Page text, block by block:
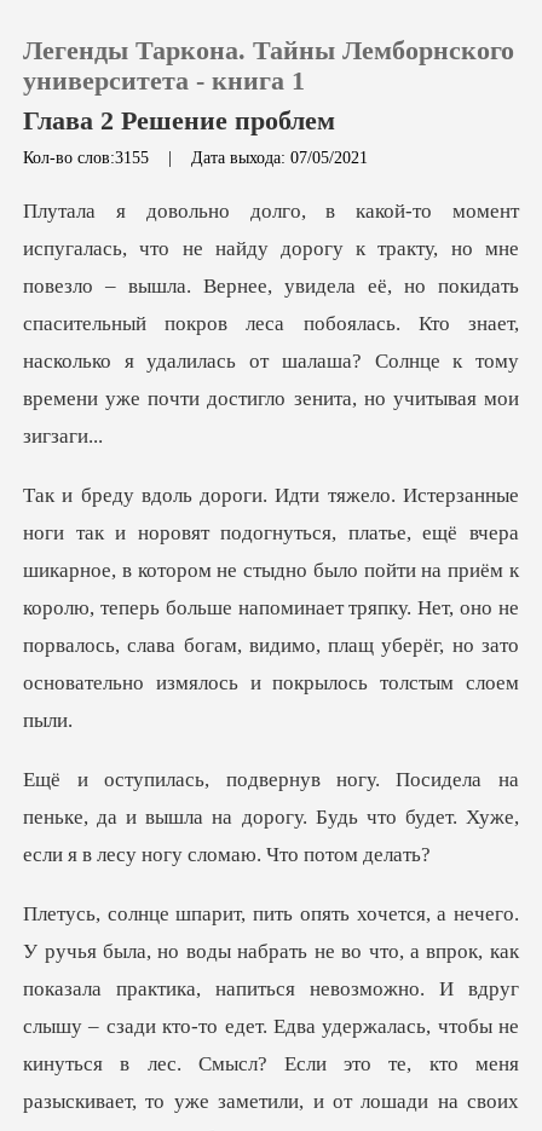
Пополнить
История чтения
Легенды Таркона. Тайны Лемборнского
университета - книга 1
Глава 2 Решение проблем
Кол-во слов:3155 | Дата выхода: 07/05/2021
о – вышла. Вернее, увидела её, но покидать
спасительный покров леса побоялась. Кто знает,
насколько
арное, в котором не стыдно было пойти на приём к
королю, теперь больше напоминает тряпку. Нет, оно не
по
еньке, да и вышла на дорогу. Будь что будет. Ху
а, напиться невозможно. И вдруг
слышу – сзади кто-то едет. Едва удержалась, чтобы не
кинуться в лес. Смысл? Если это те, кто